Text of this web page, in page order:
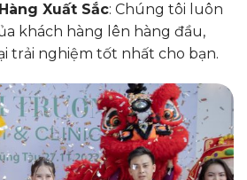
Xuất Sắc: Chúng tôi luôn
khách hàng lên hàng đầu,
trải nghiệm tốt nhất cho bạn.